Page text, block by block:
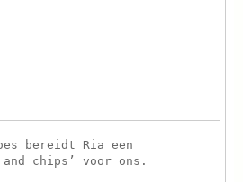
bereidt Ria een
chips’ voor ons.